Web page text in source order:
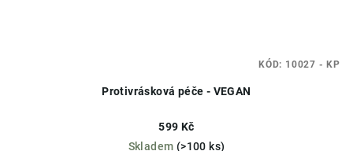
Protivrásková péče - VEGAN
599 Kč
Skladem (>100 ks)
KÓD: 10027 - KP